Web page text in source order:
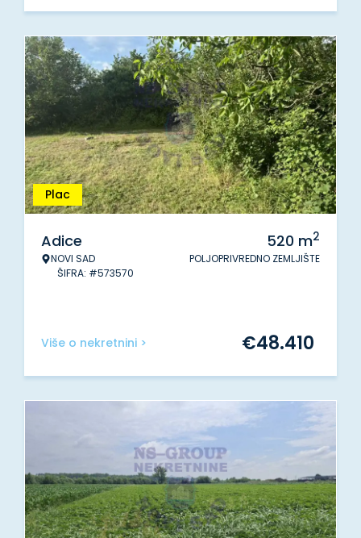
Plac
Adice
NOVI SAD
ŠIFRA: #573570
520 m2
POLJOPRIVREDNO ZEMLJIŠTE
Više o nekretnini > €48.410